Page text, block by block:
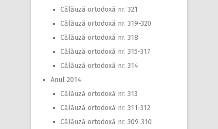
Călăuză ortodoxă nr. 321
Călăuză ortodoxă nr. 319-320
Călăuză ortodoxă nr. 318
Călăuză ortodoxă nr. 315-317
Călăuză ortodoxă nr. 314
Anul 2014
Călăuză ortodoxă nr. 313
Călăuză ortodoxă nr. 311-312
Călăuză ortodoxă nr. 309-310